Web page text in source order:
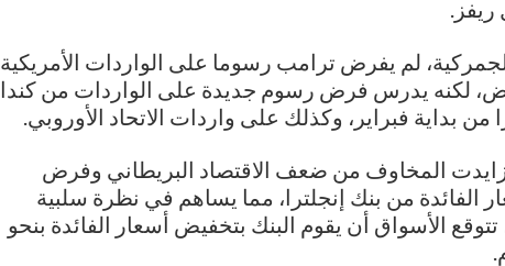
لم يفرض ترامب رسوما على الواردات الأمريكية
لكنه يدرس فرض رسوم جديدة على الواردات من كندا
بداية فبراير، وكذلك على واردات الاتحاد الأوروبي.
المخاوف من ضعف الاقتصاد البريطاني وفرض
الفائدة من بنك إنجلترا، مما يساهم في نظرة سلبية
تتوقع الأسواق أن يقوم البنك بتخفيض أسعار الفائدة بنحو